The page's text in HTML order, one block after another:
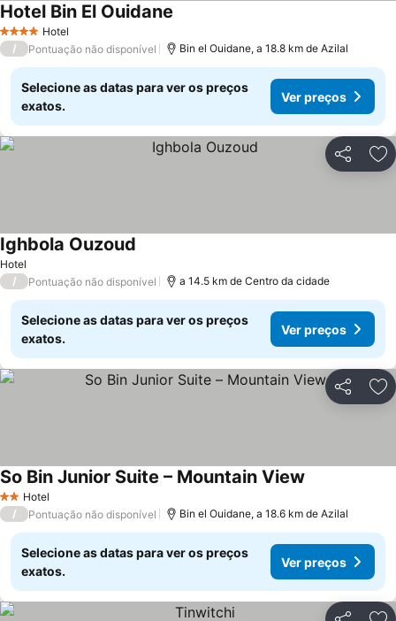
4 EstrelasHotel
Hotel Bin El Ouidane
/ Pontuação não disponível Bin el Ouidane, a 18.8 km de Azilal
Selecione as datas para ver os preços
exatos.
Ver preços
Partilhar
Hotel
Ighbola Ouzoud
/ Pontuação não disponível a 14.5 km de Centro da cidade
Selecione as datas para ver os preços
exatos.
Ver preços
Partilhar
2 Estrelas
Hotel
So Bin Junior Suite – Mountain View
/ Pontuação não disponível Bin el Ouidane, a 18.6 km de Azilal
Selecione as datas para ver os preços
exatos.
Ver preços